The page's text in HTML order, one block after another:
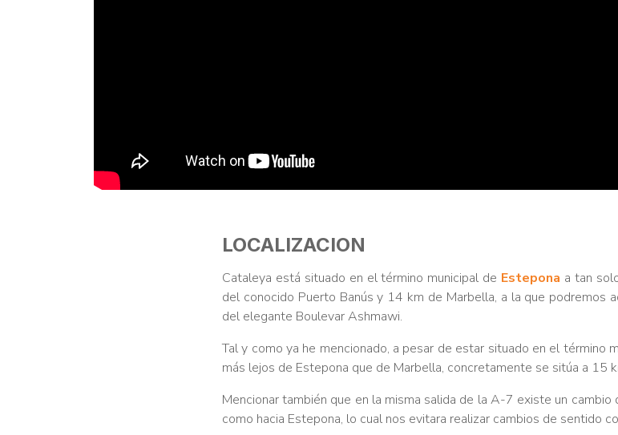
LOCALIZACION
Cataleya está situado en el término municipal de Estepona a tan
del conocido Puerto Banús y 14 km de Marbella, a la que podremos
del elegante Boulevar Ashmawi.
Tal y como ya he mencionado, a pesar de estar situado en el término
más lejos de Estepona que de Marbella, concretamente se sitúa a 15
Mencionar también que en la misma salida de la A-7 existe un
como hacia Estepona, lo cual nos evitara realizar cambios de sentido